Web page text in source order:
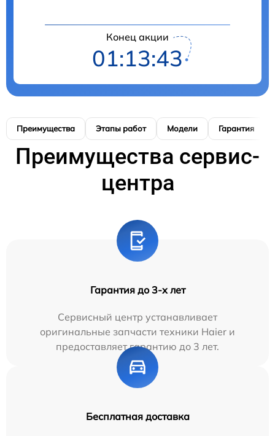
Конец акции
01:13:42
Преимущества Этапы работ Модели Гарантия
Преимущества сервис-
центра
Гарантия до 3-х лет
Сервисный центр устанавливает
оригинальные запчасти техники Haier и
предоставляет гарантию до 3 лет.
Бесплатная доставка